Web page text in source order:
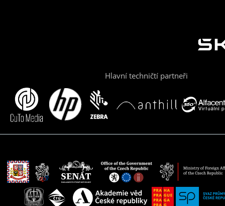
Hlavní techničtí partneři